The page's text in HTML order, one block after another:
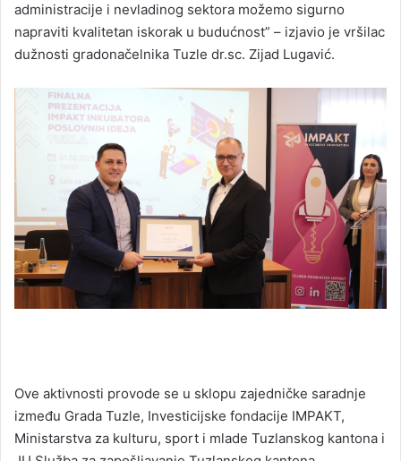
administracije i nevladinog sektora možemo sigurno
napraviti kvalitetan iskorak u budućnost” – izjavio je vršilac
dužnosti gradonačelnika Tuzle dr.sc. Zijad Lugavić.
Ove aktivnosti provode se u sklopu zajedničke saradnje
između Grada Tuzle, Investicijske fondacije IMPAKT,
Ministarstva za kulturu, sport i mlade Tuzlanskog kantona i